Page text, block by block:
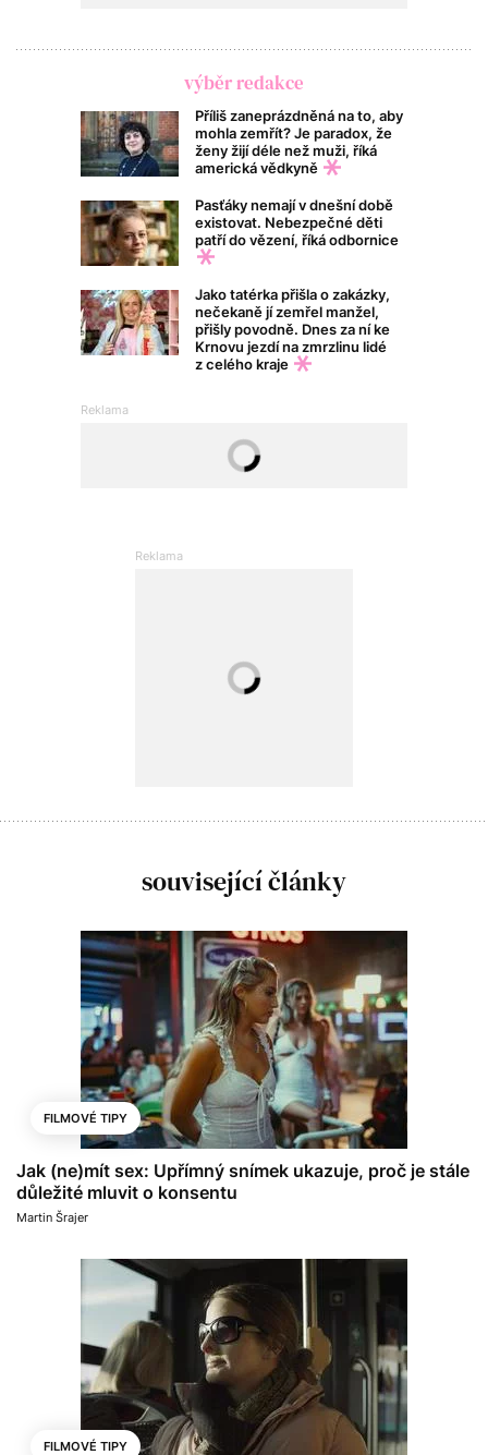
výběr redakce
Příliš zaneprázdněná na to, aby
mohla zemřít? Je paradox, že
ženy žijí déle než muži, říká
americká vědkyně
Pasťáky nemají v dnešní době
existovat. Nebezpečné děti
patří do vězení, říká odbornice
Jako tatérka přišla o zakázky,
nečekaně jí zemřel manžel,
přišly povodně. Dnes za ní ke
Krnovu jezdí na zmrzlinu lidé
z celého kraje
související články
FILMOVÉ TIPY
Jak (ne)mít sex: Upřímný snímek ukazuje, proč je stále
důležité mluvit o konsentu
Martin Šrajer
FILMOVÉ TIPY